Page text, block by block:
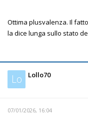
Ottima plusvalenza. Il
la dice lunga sullo stato
Lo Lollo70
07/01/2026, 16:04